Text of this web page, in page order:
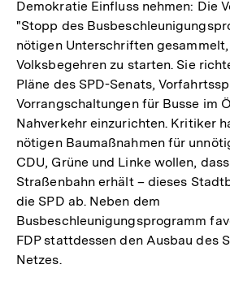
Demokratie Einfluss nehmen: Die
"Stopp des
nötigen Unterschriften
Volksbegehren zu starten. Sie
Pläne des SPD-Senats,
Vorrangschaltungen für Busse im
Nahverkehr einzurichten. Kritiker
nötigen Baumaßnahmen für
CDU, Grüne und Linke wollen,
Straßenbahn erhält – dieses
die SPD ab. Neben dem
Busbeschleunigungsprogramm
FDP stattdessen den Ausbau des
Netzes.